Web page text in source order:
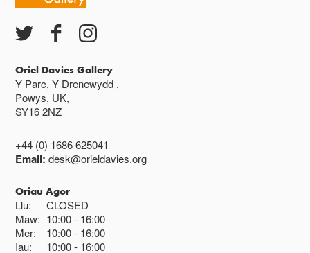
Oriel Davies Gallery
Y Parc, Y Drenewydd ,
Powys, UK,
SY16 2NZ
+44 (0) 1686 625041
Email:desk@orieldavies.org
Oriau Agor
Llu:
CLOSED
Maw: 10:00 16:00
Mer:
10:00 16:00
Iau:
10:00 16:00